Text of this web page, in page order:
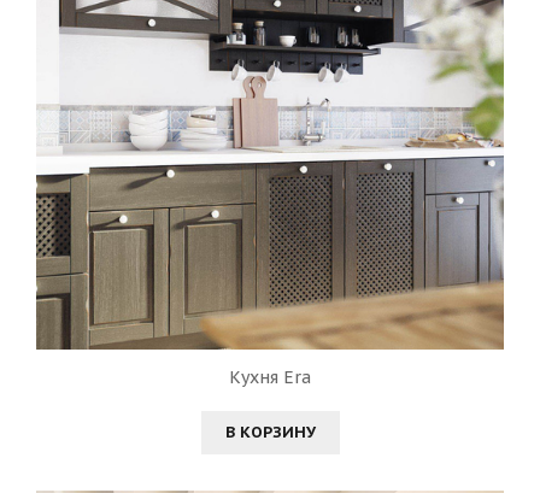
Кухня Era
В КОРЗИНУ